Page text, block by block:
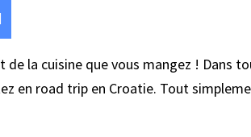
de la cuisine que vous mangez ! Dans
en road trip en Croatie. Tout